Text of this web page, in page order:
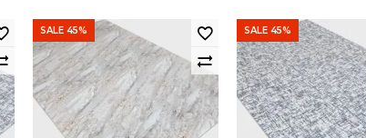
SALE 45% SALE 45%